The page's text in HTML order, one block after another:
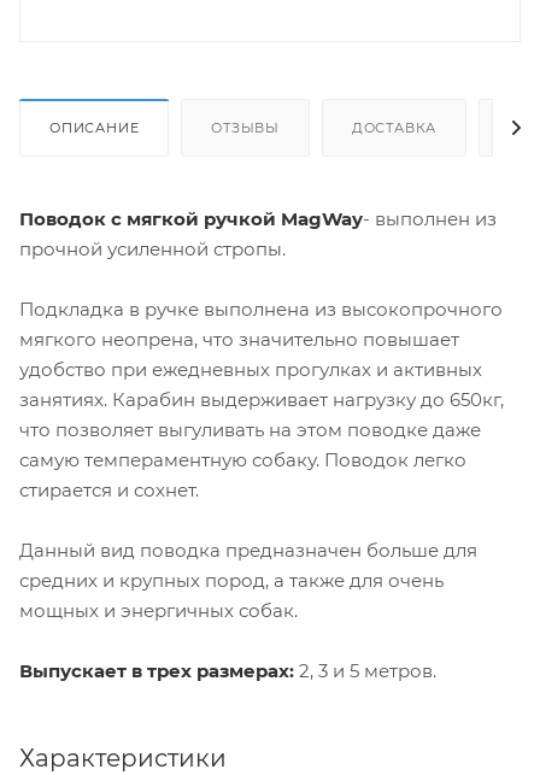
ОПИСАНИЕ ОТЗЫВЫ ДОСТАВКА
Поводок c мягкой ручкой MagWay- выполнен из
прочной усиленной стропы.
Подкладка в ручке выполнена из высокопрочного
мягкого неопрена, что значительно повышает
удобство при ежедневных прогулках и активных
занятиях. Карабин выдерживает нагрузку до 650кг,
что позволяет выгуливать на этом поводке даже
самую темпераментную собаку. Поводок легко
стирается и сохнет.
Данный вид поводка предназначен больше для
средних и крупных пород, а также для очень
мощных и энергичных собак.
Выпускает в трех размерах: 2, 3 и 5 метров.
Характеристики